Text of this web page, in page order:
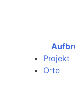
Projekt
Orte